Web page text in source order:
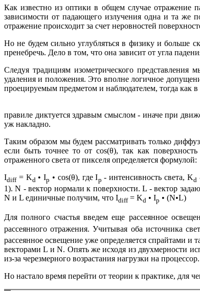
Как известно из оптики в общем случае отражение
зависимости от падающего излучения одна и та же
отражение происходит за счет неровностей
Но не будем сильно углубляться в физику и больше
пренебречь. Дело в том, что она зависит от угла
Следуя традициям изометрического
удаления и положения. Это вполне логичное
проецируемым предметом и наблюдателем, тогда как в
правиле диктуется здравым смыслом - иначе при
уж накладно.
Таким образом мы будем рассматривать только
если быть точнее то от cos(θ), так как
отраженного света от пикселя определяется формулой:
Idiff= Kd • Ip • cos(θ), где Ip - интенсивность света, Kd
1). N - вектор нормали к поверхности. L - вектор
N и L единичные получим, что Idiff= Kd • Ip • (N•L)
Для полного счастья введем еще рассеянное
рассеянного отражения. Учитывая оба источника
рассеянное освещение уже определяется спрайтами и
векторами L и N. Опять же исходя из двухмерности
из-за черезмерного возрастания нагрузки на процессор.
Но настало время перейти от теории к практике, для